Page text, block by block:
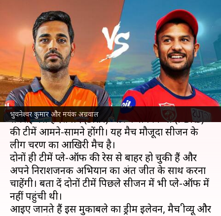
भुवनेश्वर कुमार और मयंक अग्रवाल
SRH बनाम PBKS: जानें मुकाबले की
ड्रीम इलेवन, मैच प्रीव्यू और अन्य
अहम आंकड़े
अंकित पसबोला May 21, 2022 01:01 pm
क्या है खबर?
इंडियन प्रीमियर लीग(IPL) 2022 के 70वें मैच में
सनराइजर्स हैदराबाद (SRH) और पंजाब किंग्स (PBKS)
की टीमें आमने-सामने होंगी। यह मैच मौजूदा सीजन के
लीग चरण का आखिरी मैच है।
दोनों ही टीमें प्ले-ऑफ की रेस से बाहर हो चुकी हैं और
अपने निराशजनक अभियान का अंत जीत के साथ करना
चाहेंगी। बता दें दोनों टीमें पिछले सीजन में भी प्ले-ऑफ में
नहीं पहुंची थी।
आइए जानते हैं इस मुकाबले का ड्रीम इलेवन, मैच प्रीव्यू और